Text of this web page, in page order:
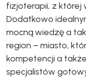
fizjoterapii, z której
Dodatkowo
mocną wiedzę a
region – miasto,
kompetencji a
specjalistów